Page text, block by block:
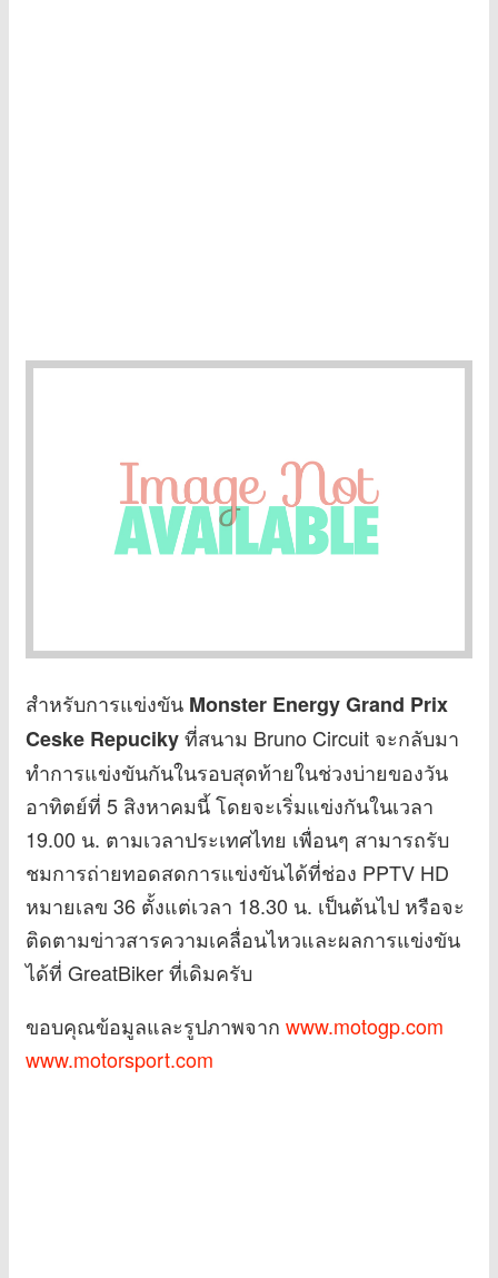
สำหรับการแข่งขัน Monster Energy Grand Prix
Ceske Repucikyที่สนาม Bruno Circuit จะกลับมา
ทำการแข่งขันกันในรอบสุดท้ายในช่วงบ่ายของวัน
อาทิตย์ที่ 5 สิงหาคมนี้ โดยจะเริ่มแข่งกันในเวลา
19.00 น. ตามเวลาประเทศไทย เพื่อนๆ สามารถรับ
ชมการถ่ายทอดสดการแข่งขันได้ที่ช่อง PPTV HD
หมายเลข 36 ตั้งแต่เวลา 18.30 น. เป็นต้นไป หรือจะ
ติดตามข่าวสารความเคลื่อนไหวและผลการแข่งขัน
ได้ที่ GreatBiker ที่เดิมครับ
ขอบคุณข้อมูลและรูปภาพจาก www.motogp.com
www.motorsport.com